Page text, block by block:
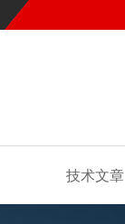
技术文章